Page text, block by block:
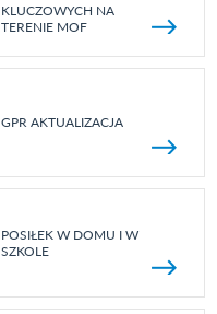
KLUCZOWYCH NA
TERENIE MOF
GPR AKTUALIZACJA
POSIŁEK W DOMU I W
SZKOLE